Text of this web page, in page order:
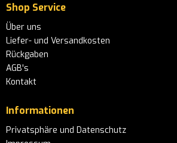
Shop Service
Über uns
Liefer- und Versandkosten
Rückgaben
AGB's
Kontakt
Informationen
Privatsphäre und Datenschutz